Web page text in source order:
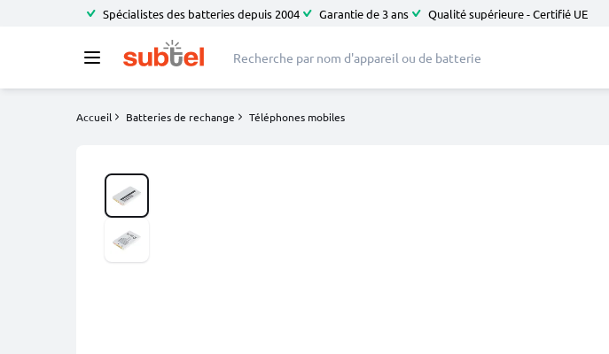
Spécialistes des batteries depuis 2004 Garantie de 3 ans Qualité supérieure - Certifié UE
Accueil Batteries de rechange Téléphones mobiles